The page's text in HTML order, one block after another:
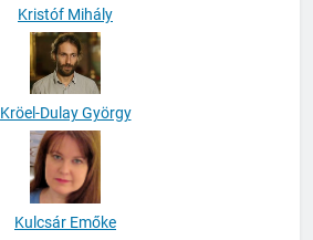
Kristóf Mihály
Kröel-Dulay György
Kulcsár Emőke